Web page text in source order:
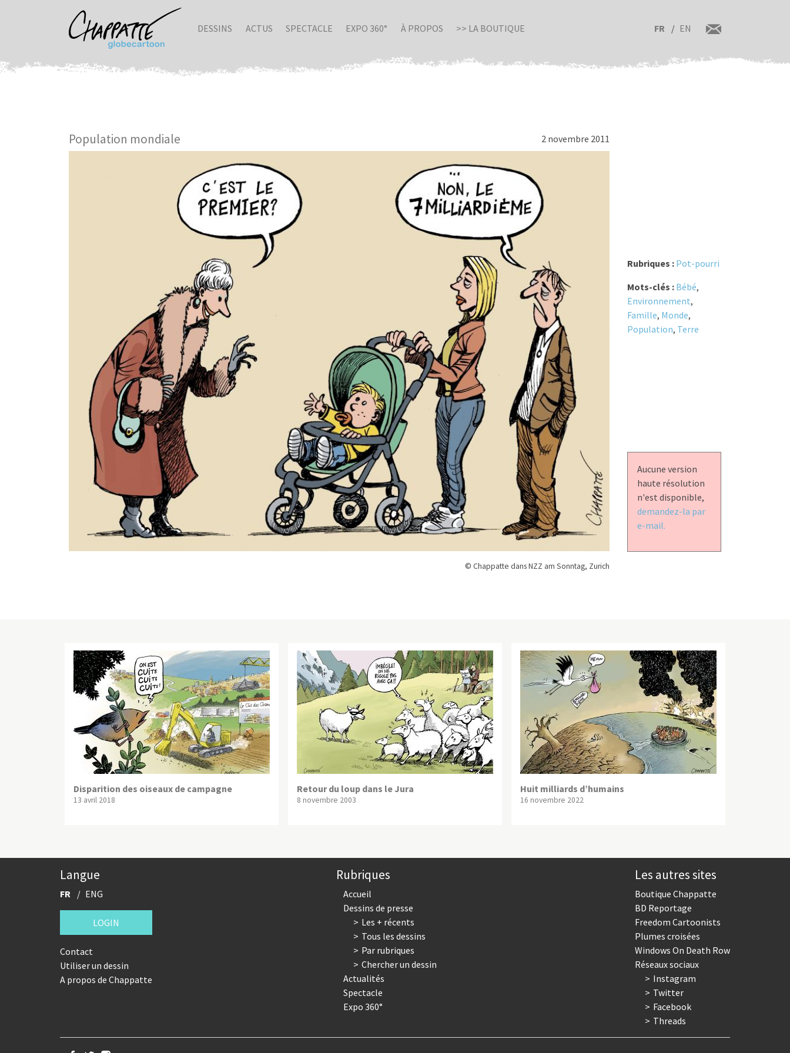
DESSINS ACTUS SPECTACLE EXPO 360° À PROPOS >> LA BOUTIQUE FR EN
Population mondiale 2 novembre 2011
© Chappatte dans NZZ am Sonntag, Zurich
Rubriques : Pot-pourri
Mots-clés : Bébé,
Environnement,
Famille, Monde,
Population, Terre
Aucune version
haute résolution
n'est disponible,
demandez-la par
e-mail.
Disparition des oiseaux de campagne
13 avril 2018
Retour du loup dans le Jura
8 novembre 2003
Huit milliards d’humains
16 novembre 2022
Langue
FR ENG
LOGIN
Contact
Utiliser un dessin
A propos de Chappatte
Rubriques
Accueil
Dessins de presse
Les + récents
Tous les dessins
Par rubriques
Chercher un dessin
Actualités
Spectacle
Expo 360°
Les autres sites
Boutique Chappatte
BD Reportage
Freedom Cartoonists
Plumes croisées
Windows On Death Row
Réseaux sociaux
Instagram
Twitter
Facebook
Threads